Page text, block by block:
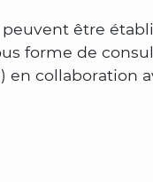
peuvent être
forme de
en collaboration